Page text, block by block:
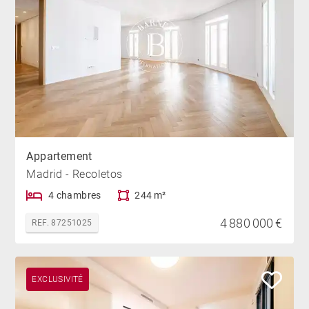
Appartement
Madrid - Recoletos
4 chambres 244 m²
REF. 87251025 4 880 000 €
EXCLUSIVITÉ